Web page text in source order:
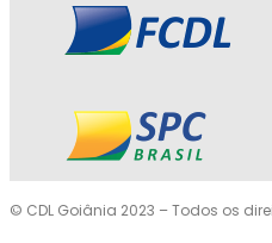
© CDL Goiânia 2023 – Todos os